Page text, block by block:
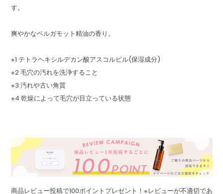
す。
爽やかなベルガモット精油の香り。
※1 テトラヘキシルデカン酸アスコルビル(保湿成分)
※2 毛穴の汚れを洗浄すること
※3 汚れや古い角質
※4 乾燥によって毛穴が目立っている状態
商品レビュー投稿で100ポイントプレゼント！※レビューが不適切であ